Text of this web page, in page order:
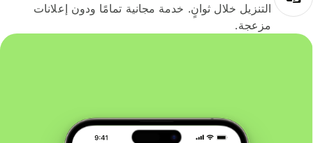
التنزيل خلال ثوانٍ. خدمة مجانية تمامًا ودون إعلانات
مزعجة.